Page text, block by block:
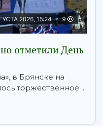
2026, 15:24 9
отметили День
в Брянске на
торжественное ...